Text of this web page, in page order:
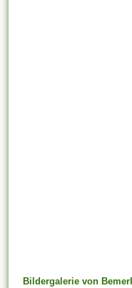
Bildergalerie von